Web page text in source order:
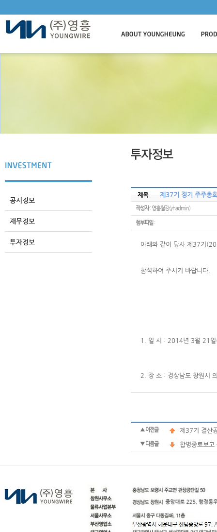
공시정보
재무정보
투자정보
제목 제37기 정기 주주총
작성자: 영흥철강(yhadmin)
첨부파일:
아래와 같이 당사 제37기
참석하여 주시기 바랍니다.
1. 일 시 : 2014년 3월 21
2. 장 소 : 경상남도 창원시
▲ 이전글 제37기 결산
▼ 다음글 합병종료보고